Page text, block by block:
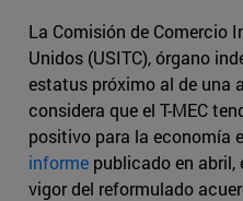
La Comisión de Comercio
Unidos (USITC), órgano
estatus próximo al de una
considera que el T-MEC
positivo para la economía
informe publicado en abril,
vigor del reformulado